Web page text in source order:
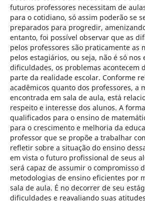
futuros professores necessitam de
para o cotidiano, só assim poderão se
preparados para progredir,
entanto, foi possível observar que as
pelos professores são praticamente as
pelos estagiários, ou seja, não é só nos
dificuldades, os problemas acontecem
parte da realidade escolar. Conforme
acadêmicos quanto dos professores, a
encontrada em sala de aula, está
respeito e interesse dos alunos. A
qualificados para o ensino de
para o crescimento e melhoria da
professor que se propõe a trabalhar
refletir sobre a situação do ensino
em vista o futuro profissional de seus
será capaz de assumir o compromisso
metodologias de ensino eficientes por
sala de aula. É no decorrer de seu
dificuldades e reavaliando suas